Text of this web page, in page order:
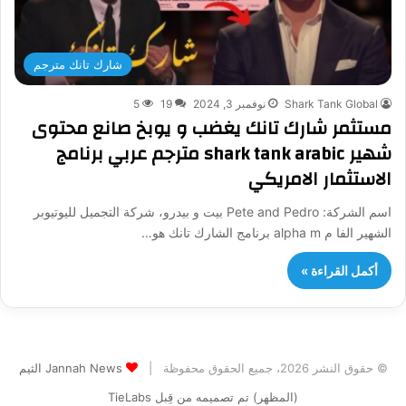
شارك تانك مترجم
Shark Tank Global نوفمبر 3, 2024 19
5
مستثمر شارك تانك يغضب و يوبخ صانع محتوى
شهير shark tank arabic مترجم عربي برنامج
الاستثمار الامريكي
اسم الشركة: Pete and Pedro بيت و بيدرو، شركة التجميل لليوتيوبر
الشهير الفا م alpha m برنامج الشارك تانك هو…
أكمل القراءة »
© حقوق النشر 2026، جميع الحقوق محفوظة |
Jannah News الثيم
(المظهر) تم تصميمه من قِبل TieLabs